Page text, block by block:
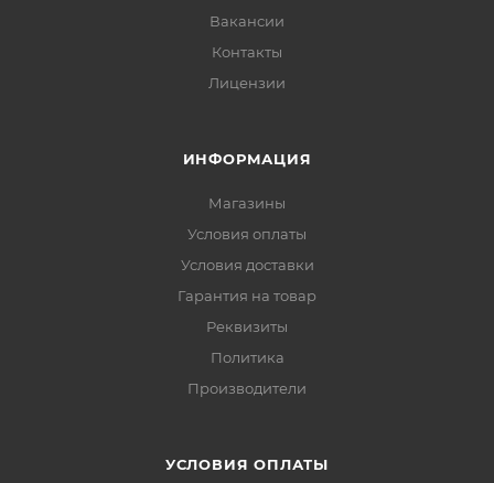
Вакансии
Контакты
Лицензии
ИНФОРМАЦИЯ
Магазины
Условия оплаты
Условия доставки
Гарантия на товар
Реквизиты
Политика
Производители
УСЛОВИЯ ОПЛАТЫ